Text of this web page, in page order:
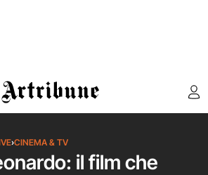
Artribune
›CINEMA & TV
il film che